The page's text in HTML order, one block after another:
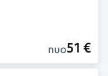
nuo51 €